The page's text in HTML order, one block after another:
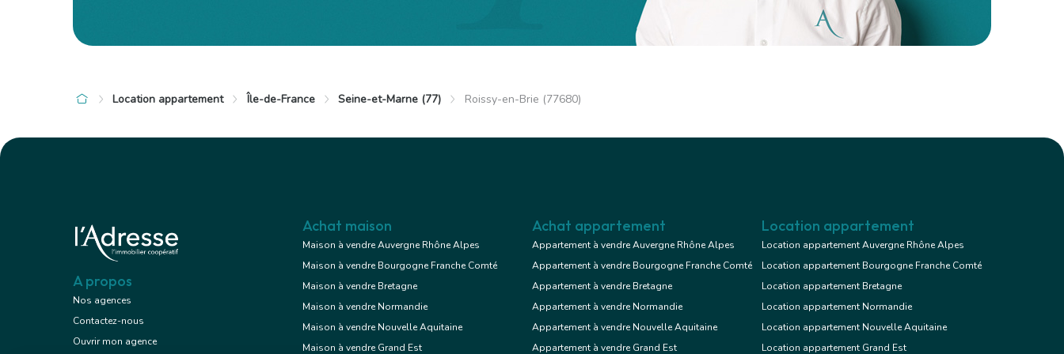
à 5 km de Roissy-en-Brie
920 € Appartement
Voir le bien
à 5 km de Roissy-en-Brie
1 209 € Appartement
Meublé
Avec balcongarage/box
Voir le bien
Location appartement Île-de-France Seine-et-Marne (77) Roissy-en-Brie (77680)
A propos
Nos agences
Contactez-nous
Ouvrir mon agence
Achat maison
Maison à vendre Auvergne Rhône Alpes
Maison à vendre Bourgogne Franche Comté
Maison à vendre Bretagne
Maison à vendre Normandie
Maison à vendre Nouvelle Aquitaine
Maison à vendre Grand Est
Achat appartement
Appartement à vendre Auvergne Rhône Alpes
Appartement à vendre Bourgogne Franche Comté
Appartement à vendre Bretagne
Appartement à vendre Normandie
Appartement à vendre Nouvelle Aquitaine
Appartement à vendre Grand Est
Location appartement
Location appartement Auvergne Rhône Alpes
Location appartement Bourgogne Franche Comté
Location appartement Bretagne
Location appartement Normandie
Location appartement Nouvelle Aquitaine
Location appartement Grand Est